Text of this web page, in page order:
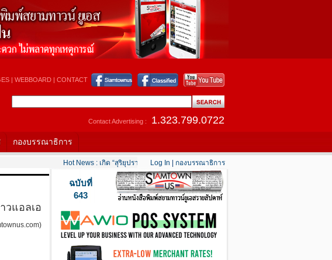
| WEBBOARD| CONTACT
Contact Advertising : 1.323.799.0722
กองบรรณาธิการ
Hot News : เกิด “สุริยุปราคาเต็มดวง” 12 สิงหาคมนี้....Hot News : แคลิฟอร์เนียใต้เริ่มคลายร้อน
Log In กองบรรณาธิการ
วแอลเอ
ฉบับที่
643